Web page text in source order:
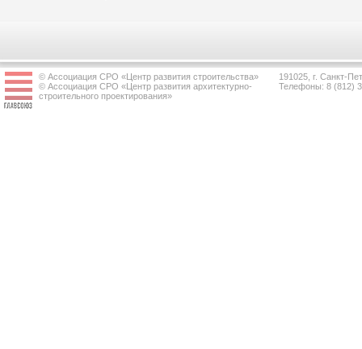
© Ассоциация СРО «Центр развития строительства»
© Ассоциация СРО «Центр развития архитектурно-
строительного проектирования»
191025, г. Санкт-
Телефоны: 8 (812)